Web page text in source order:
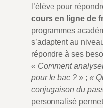
l’élève pour
cours en ligne de
programmes
s’adaptent au
répondre à ses
« Comment
pour le bac ? »; «
conjugaison du
personnalisé